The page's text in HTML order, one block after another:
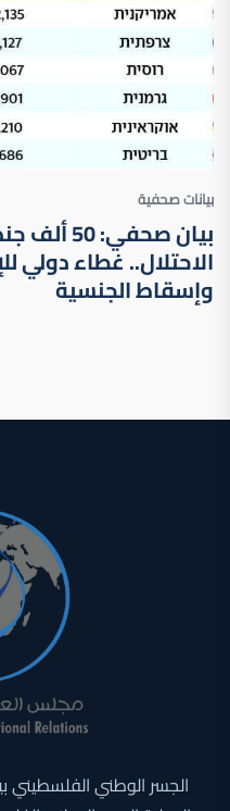
بيانات صحفية
بيان
الاحتلال.. غطاء دولي
وإسقاط الجنسية
الجسر الوطني الفلسطيني